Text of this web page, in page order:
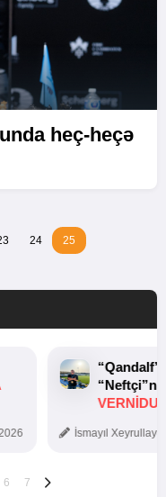
heç-heçə
24 25
İsmayıl
6 7